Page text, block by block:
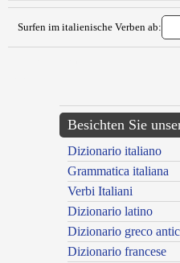
Surfen im italienische Verben ab:
Besichten Sie
Dizionario italiano
Grammatica italiana
Verbi Italiani
Dizionario latino
Dizionario greco
Dizionario francese